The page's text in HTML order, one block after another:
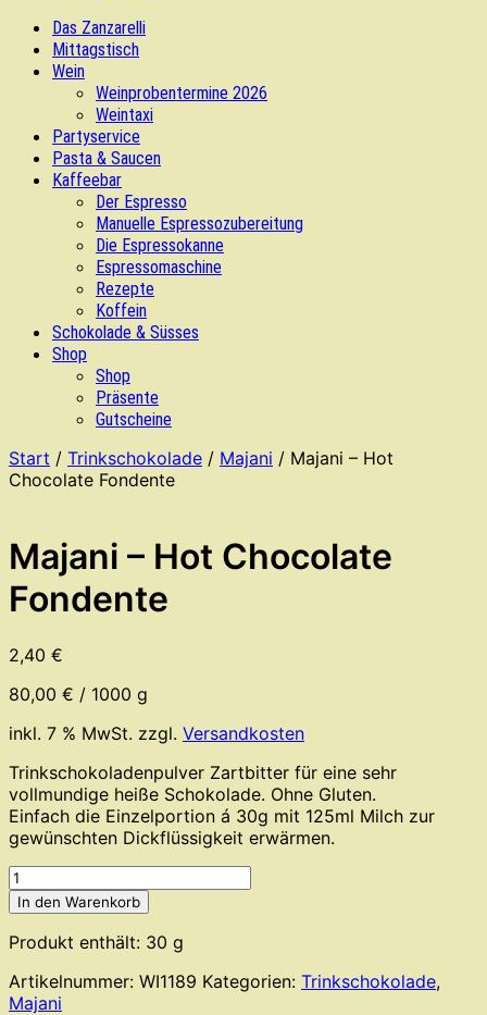
Das Zanzarelli
Mittagstisch
Wein
Weinprobentermine 2026
Weintaxi
Partyservice
Pasta & Saucen
Kaffeebar
Der Espresso
Manuelle Espressozubereitung
Die Espressokanne
Espressomaschine
Rezepte
Koffein
Schokolade & Süsses
Shop
Shop
Präsente
Gutscheine
Start / Trinkschokolade / Majani / Majani – Hot
Chocolate Fondente
Majani – Hot Chocolate
Fondente
2,40 €
80,00 € / 1000 g
inkl. 7 % MwSt. zzgl. Versandkosten
Trinkschokoladenpulver Zartbitter für eine sehr
vollmundige heiße Schokolade. Ohne Gluten.
Einfach die Einzelportion á 30g mit 125ml Milch zur
gewünschten Dickflüssigkeit erwärmen.
Majani
-
Hot
Chocolate
Menge
In den Warenkorb
Produkt enthält: 30 g
Artikelnummer: WI1189 Kategorien: Trinkschokolade,
Majani